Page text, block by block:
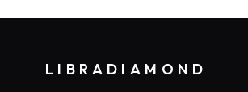
LIBRADIAMOND